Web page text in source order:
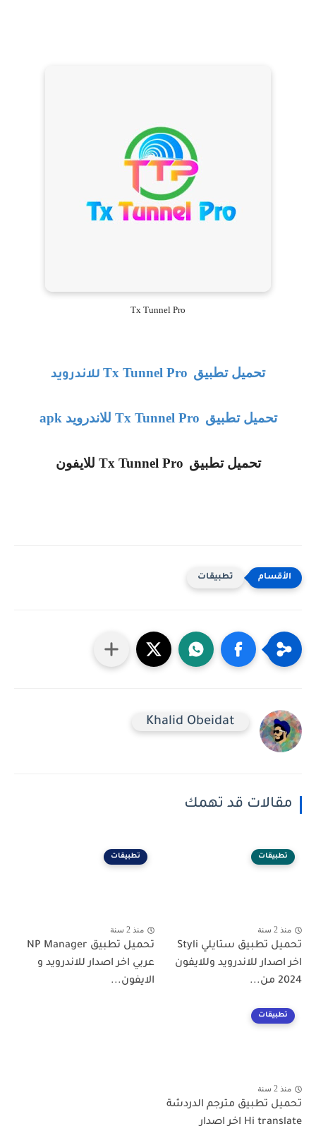
Tx Tunnel Pro
تحميل تطبيق Tx Tunnel Pro للاندرويد
تحميل تطبيق Tx Tunnel Pro للاندرويدapk
تحميل تطبيق Tx Tunnel Pro للايفون
تطبيقات
Khalid Obeidat
مقالات قد تهمك
تطبيقات
منذ 2 سنة
تحميل تطبيق ستايلي Styli
اخر اصدار للاندرويد وللايفون
2024 من...
تطبيقات
منذ 2 سنة
تحميل تطبيق NP Manager
عربي اخر اصدار للاندرويد و
الايفون...
تطبيقات
منذ 2 سنة
تحميل تطبيق مترجم الدردشة
Hi translate اخر اصدار